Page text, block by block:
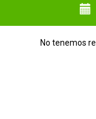
No tenemos